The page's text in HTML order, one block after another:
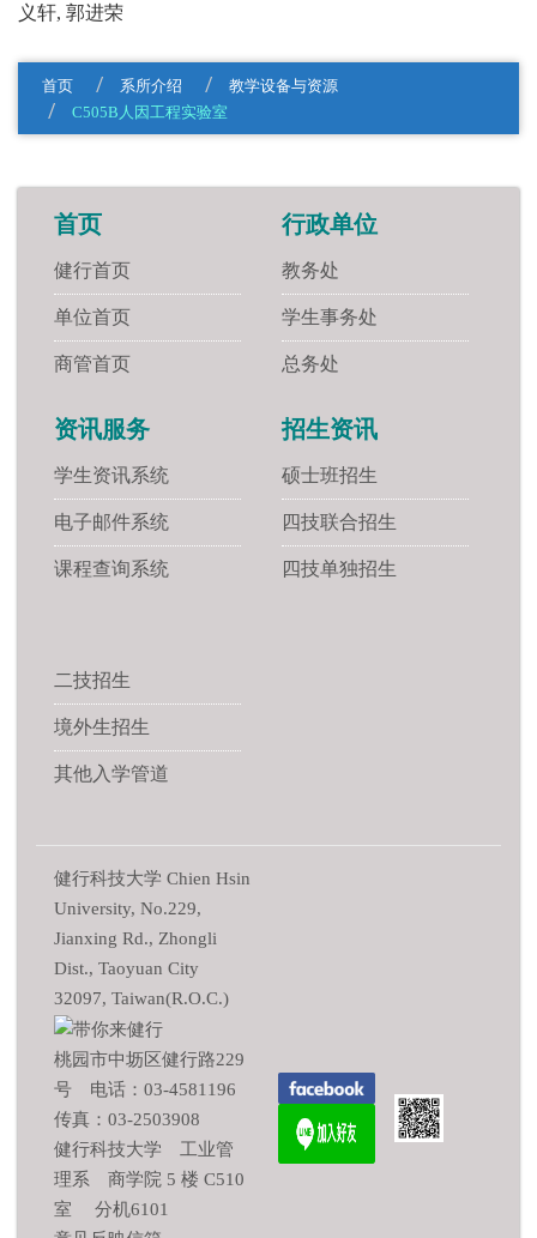
义轩, 郭进荣
首页 系所介绍
教学设备与资源
C505B人因工程实验室
首页
健行首页
单位首页
商管首页
行政单位
教务处
学生事务处
总务处
资讯服务
学生资讯系统
电子邮件系统
课程查询系统
招生资讯
硕士班招生
四技联合招生
四技单独招生
二技招生
境外生招生
其他入学管道
健行科技大学 Chien Hsin
University, No.229,
Jianxing Rd., Zhongli
Dist., Taoyuan City
32097, Taiwan(R.O.C.)
桃园市中坜区健行路229
号 电话：03-4581196
传真：03-2503908
健行科技大学 工业管
理系 商学院 5 楼 C510
室 分机6101